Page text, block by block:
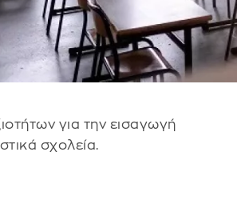
για την εισαγωγή
σχολεία.